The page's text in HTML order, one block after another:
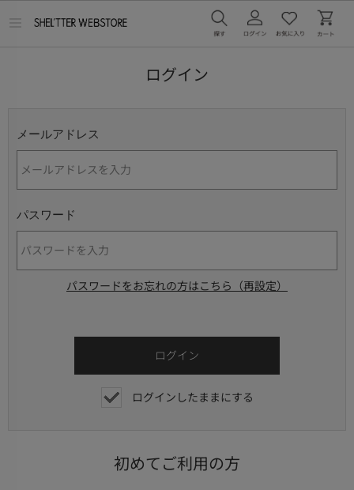
ログイン
メールアドレス
パスワード
パスワードをお忘れの方はこちら（再設定）
ログインしたままにする
初めてご利用の方